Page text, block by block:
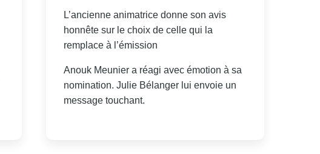
L’ancienne animatrice donne son avis
honnête sur le choix de celle qui la
remplace à l’émission
Anouk Meunier a réagi avec émotion à sa
nomination. Julie Bélanger lui envoie un
message touchant.